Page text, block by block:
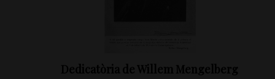
Dedicatòria de Willem Mengelberg